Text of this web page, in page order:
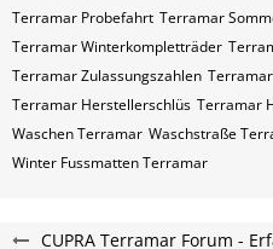
Terramar Probefahrt Terramar
Terramar Winterkompletträder
Terramar Zulassungszahlen Terramar​​​​
Terramar​​​​​ Herstellerschlüs Terramar​​​​​
Waschen Terramar Waschstraße
Winter Fussmatten Terramar
CUPRA Terramar Forum -